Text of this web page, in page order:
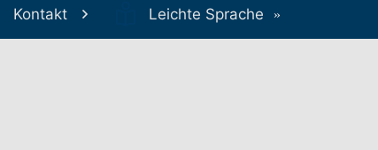
Kontakt Leichte Sprache